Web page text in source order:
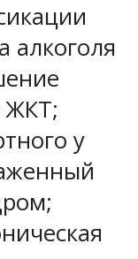
алкоголя
ЖКТ;
у